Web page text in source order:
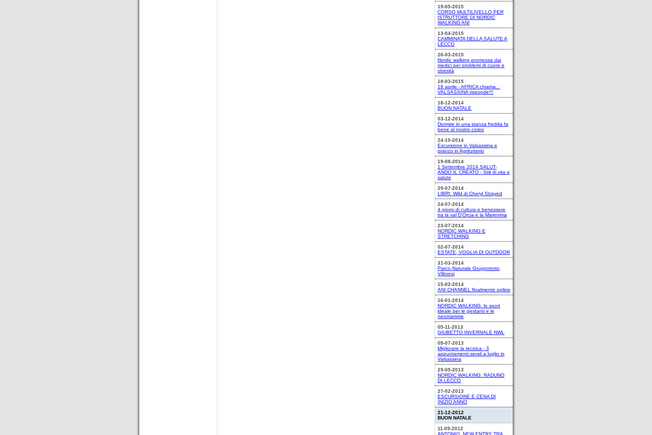
19-05-2015
CORSO MULTILIVELLO PER
ISTRUTTORE DI NORDIC
WALKING ANI
13-04-2015
CAMMINATA DELLA SALUTE A
LECCO
26-03-2015
Nordic walking promossa dai
medici per problemi di cuore e
obesità
18-03-2015
18 aprile - AFRICA chiama...
VALSASSINA risponde!!!
18-12-2014
BUON NATALE
03-12-2014
Dormire in una stanza fredda fa
bene al nostro corpo
24-10-2014
Escursione in Valsassina e
pranzo in Agriturismo
19-08-2014
1 Settembre 2014 SALUT-
ANDO IL CREATO - Stili di vita e
salute
29-07-2014
LIBRI: Wild di Cheryl Strayed
24-07-2014
4 giorni di cultura e benessere
tra la val D'Orcia e la Maremma
23-07-2014
NORDIC WALKING E
STRETCHING
02-07-2014
ESTATE, VOGLIA DI OUTDOOR
31-03-2014
Parco Naturale Grugnotorto
Villoresi
15-02-2014
ANI CHANNEL finalmente online
16-01-2014
NORDIC WALKING: lo sport
ideale per le gestanti e le
neomamme
05-11-2013
GIUBETTO INVERNALE NWL
09-07-2013
Migliorare la tecnica - 3
appuntamenti serali a luglio in
Valsassina
29-05-2013
NORDIC WALKING: RADUNO
DI LECCO
27-02-2013
ESCURSIONE E CENA DI
INIZIO ANNO
21-12-2012
BUON NATALE
11-09-2012
ANTONIO, NEW ENTRY TRA